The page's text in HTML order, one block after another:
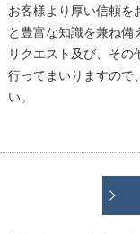
お客様より厚い信頼を
と豊富な知識を兼ね備
リクエスト及び、そ
行ってまいりますので
い。